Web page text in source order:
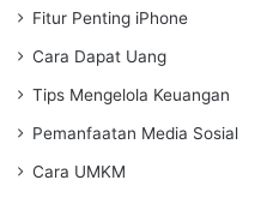
Fitur Penting iPhone
Cara Dapat Uang
Tips Mengelola Keuangan
Pemanfaatan Media Sosial
Cara UMKM